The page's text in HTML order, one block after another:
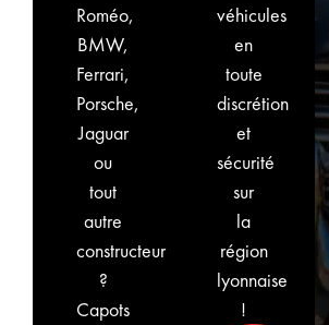
Roméo,
BMW,
Ferrari,
Porsche,
Jaguar
ou
tout
autre
constructeur
?
Capots
véhicules
en
toute
discrétion
et
sécurité
sur
la
région
lyonnaise
!